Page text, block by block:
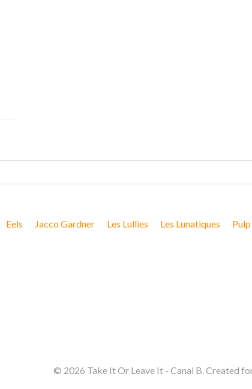
Eels Jacco Gardner Les Lullies Les Lunatiques Pulp
© 2026 Take It Or Leave It - Canal B. Created